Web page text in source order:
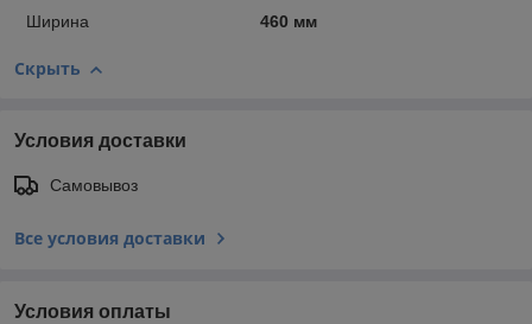
Ширина
460 мм
Скрыть
Условия доставки
Самовывоз
Все условия доставки
Условия оплаты